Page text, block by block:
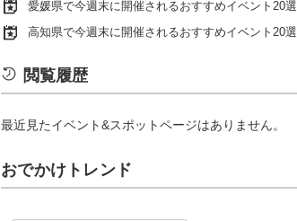
愛媛県で今週末に開催されるおすすめイベント20選
高知県で今週末に開催されるおすすめイベント20選
閲覧履歴
最近見たイベント&スポットページはありません。
おでかけトレンド